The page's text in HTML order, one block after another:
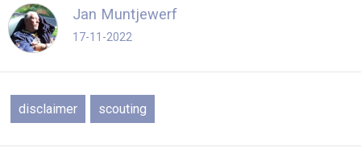
Jan Muntjewerf
17-11-2022
disclaimer scouting